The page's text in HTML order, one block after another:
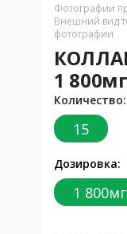
Фотографии
Внешний вид
фотографии
1
Количество:
15
Дозировка:
1 800мг